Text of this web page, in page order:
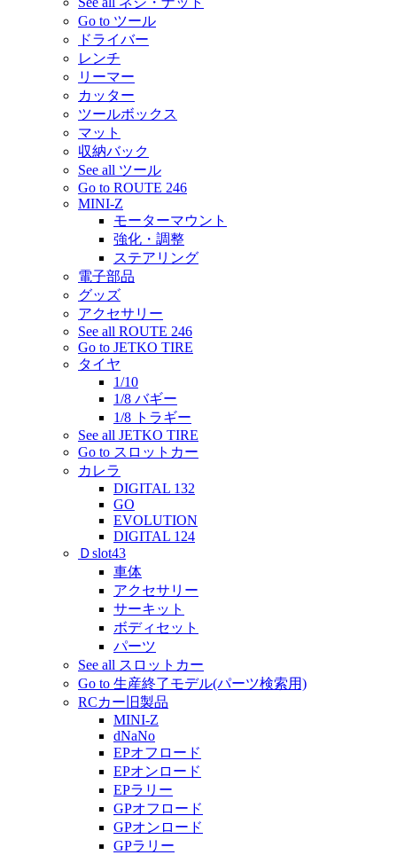
Go to ツール
ドライバー
レンチ
リーマー
カッター
ツールボックス
マット
収納バック
See all ツール
Go to ROUTE 246
MINI-Z
モーターマウント
強化・調整
ステアリング
電子部品
グッズ
アクセサリー
See all ROUTE 246
Go to JETKO TIRE
タイヤ
1/10
1/8 バギー
1/8 トラギー
See all JETKO TIRE
Go to スロットカー
カレラ
DIGITAL 132
GO
EVOLUTION
DIGITAL 124
Ｄslot43
車体
アクセサリー
サーキット
ボディセット
パーツ
See all スロットカー
Go to 生産終了モデル(パーツ検索用)
RCカー旧製品
MINI-Z
dNaNo
EPオフロード
EPオンロード
EPラリー
GPオフロード
GPオンロード
GPラリー